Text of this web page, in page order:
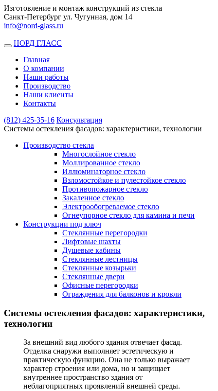
Изготовление и монтаж конструкций из стекла
Санкт-Петербург ул. Чугунная, дом 14
info@nord-glass.ru
Toggle
navigation
НОРД ГЛАСС
Главная
О компании
Наши работы
Производство
Наши клиенты
Контакты
(812) 425-35-16 Консультация
Системы остекления фасадов: характеристики, технологии
Производство стекла
Многослойное стекло
Моллированное стекло
Иллюминаторное стекло
Взломостойкое и пулестойкое стекло
Противопожарное стекло
Закаленное стекло
Электрообогреваемое стекло
Огнеупорное стекло для камина и печи
Конструкции под ключ
Стеклянные перегородки
Лифтовые шахты
Душевые кабины
Cтеклянные лестницы
Cтеклянные козырьки
Cтеклянные двери
Офисные перегородки
Ограждения для балконов и кровли
Системы остекления фасадов: характеристики,
технологии
За внешний вид любого здания отвечает фасад.
Отделка снаружи выполняет эстетическую и
практическую функцию. Она не только выражает
характер строения или дома, но и защищает
внутреннее пространство здания от
неблагоприятных проявлений внешней среды.